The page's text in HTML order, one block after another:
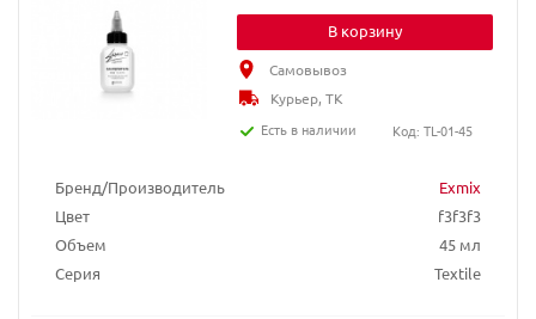
Бренд/Производитель
Exmix
Цвет
f3f3f3
Объем
45 мл
Серия
Textile
В корзину
Самовывоз
Курьер, ТК
Есть в наличии
Код: TL-01-45